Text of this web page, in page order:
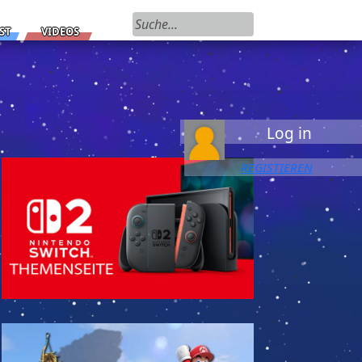
VIDEOS
Suchen nach:
Log in
REGISTIEREN